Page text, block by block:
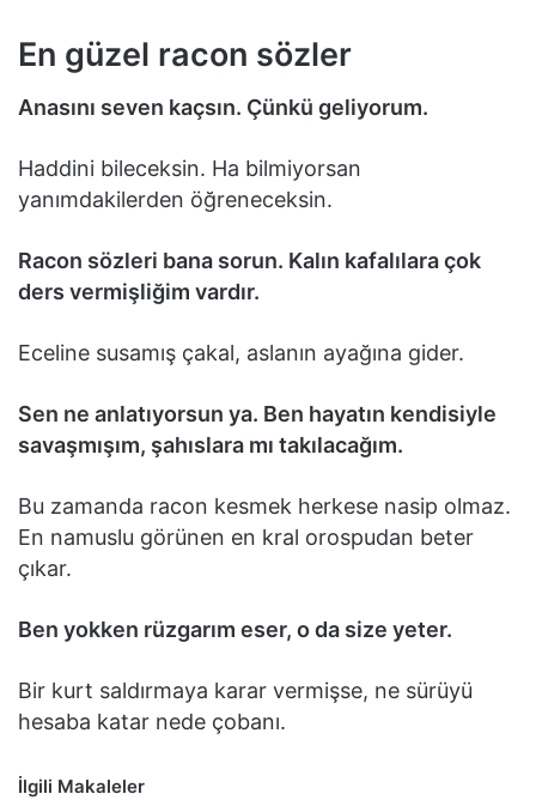
En güzel racon sözler
Anasını seven kaçsın. Çünkü geliyorum.
Haddini bileceksin. Ha bilmiyorsan
yanımdakilerden öğreneceksin.
Racon sözleri bana sorun. Kalın kafalılara çok
ders vermişliğim vardır.
Eceline susamış çakal, aslanın ayağına gider.
Sen ne anlatıyorsun ya. Ben hayatın kendisiyle
savaşmışım, şahıslara mı takılacağım.
Bu zamanda racon kesmek herkese nasip olmaz.
En namuslu görünen en kral orospudan beter
çıkar.
Ben yokken rüzgarım eser, o da size yeter.
Bir kurt saldırmaya karar vermişse, ne sürüyü
hesaba katar nede çobanı.
İlgili Makaleler